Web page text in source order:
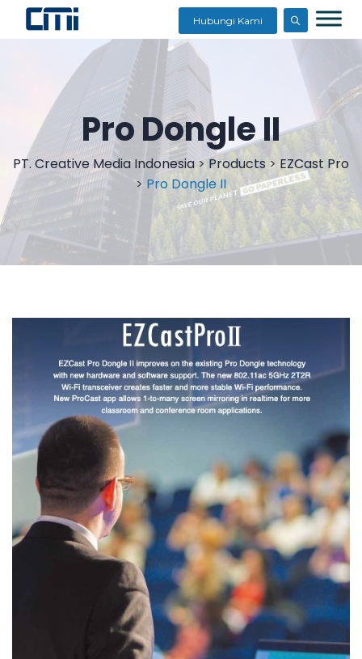
Hubungi Kami
Pro Dongle II
PT. Creative Media Indonesia>Products > EZCast Pro
> Pro Dongle II